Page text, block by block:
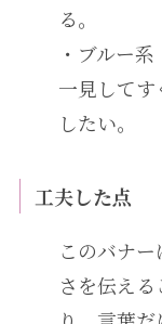
る。
・ブルー
一見して
したい。
工夫した点
このバナ
さを伝え